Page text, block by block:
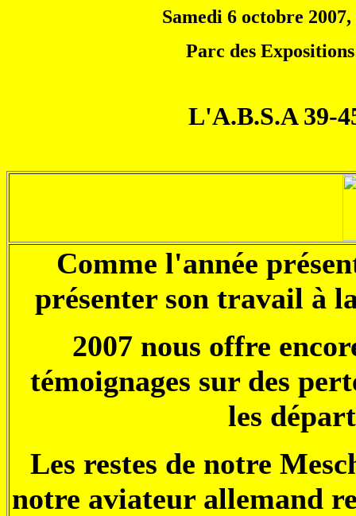
Samedi 6 octobre
Parc des
L'A.B.S.A 39-
Comme l'année
présenter son travail à
2007 nous offre
témoignages sur des
les
Les restes de notre
notre aviateur allemand